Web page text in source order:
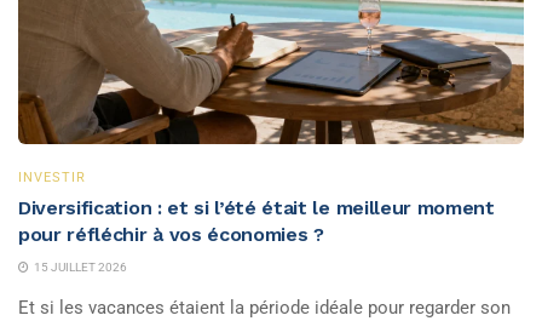
INVESTIR
Diversification : et si l’été était le meilleur moment
pour réfléchir à vos économies ?
15 JUILLET 2026
Et si les vacances étaient la période idéale pour regarder son